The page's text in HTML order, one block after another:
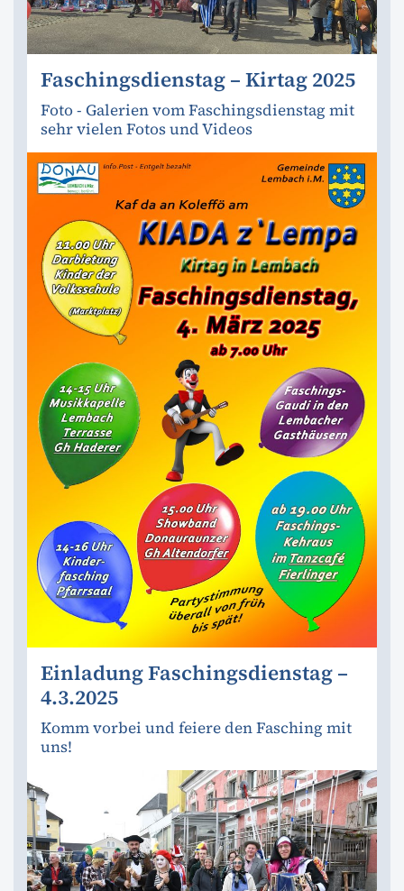
Faschingsdienstag – Kirtag 2025
Foto - Galerien vom Faschingsdienstag mit
sehr vielen Fotos und Videos
Einladung Faschingsdienstag –
4.3.2025
Komm vorbei und feiere den Fasching mit
uns!